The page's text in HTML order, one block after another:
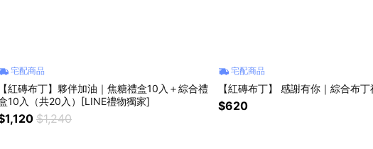
宅配商品
【紅磚布丁】夥伴加油｜焦糖禮盒10入＋綜合禮
10入（共20入）[LINE禮物獨家]
$1,240
宅配商品
【紅磚布丁】 感謝有你｜綜合布丁
$620